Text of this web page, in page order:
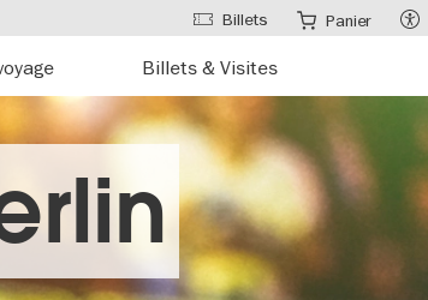
Billets & Visites
Billets Panier